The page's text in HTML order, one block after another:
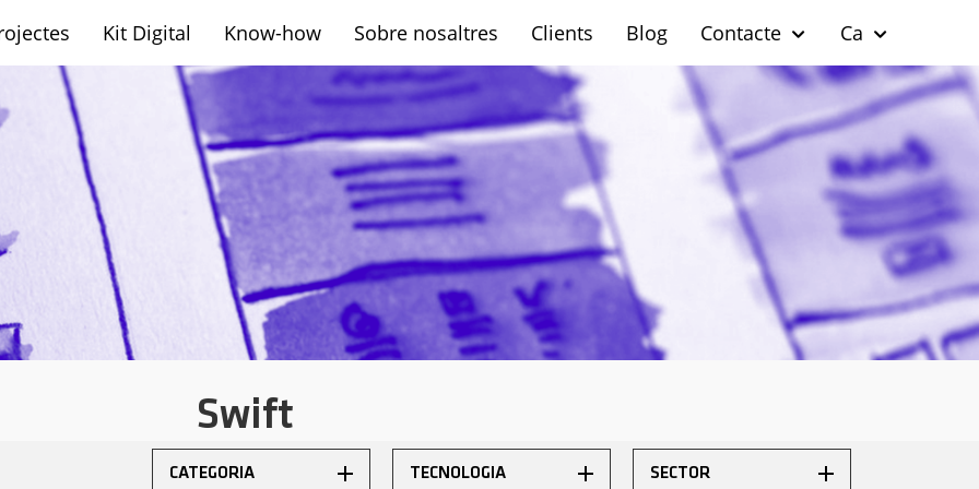
Kit Digital Know-how Sobre nosaltres Clients Blog Contacte Ca
Swift
CATEGORIA TECNOLOGIA SECTOR